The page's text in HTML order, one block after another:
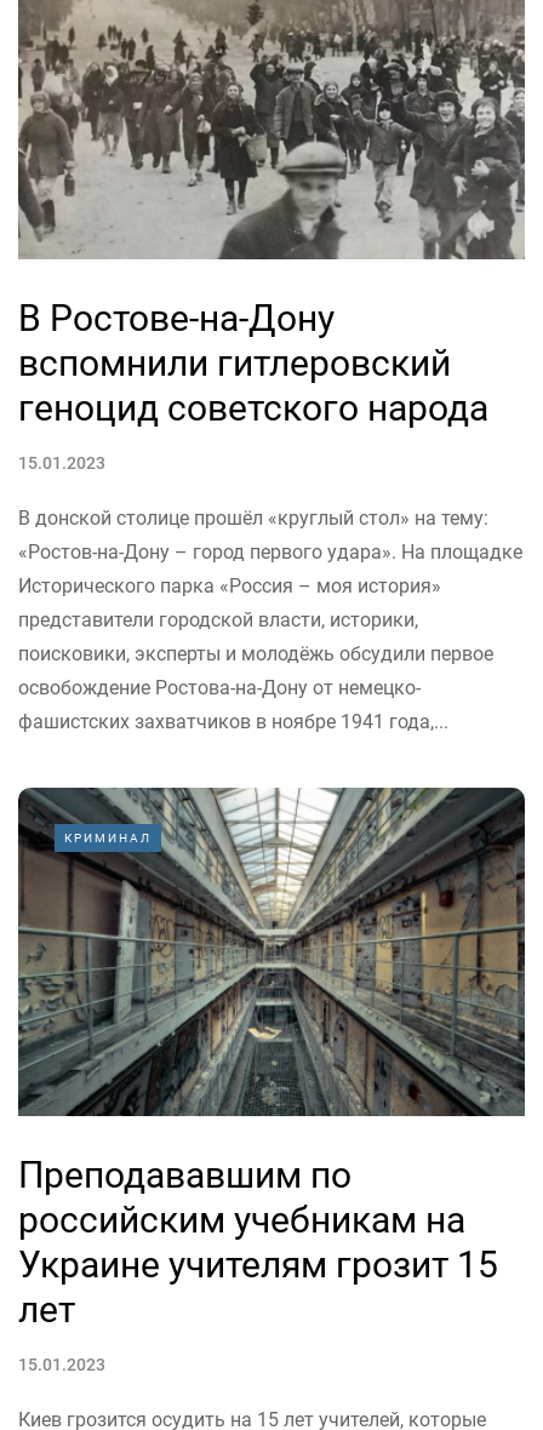
В Ростове-на-Дону
вспомнили гитлеровский
геноцид советского народа
15.01.2023
В донской столице прошёл «круглый стол» на тему:
«Ростов-на-Дону – город первого удара». На площадке
Исторического парка «Россия – моя история»
представители городской власти, историки,
поисковики, эксперты и молодёжь обсудили первое
освобождение Ростова-на-Дону от немецко-
фашистских захватчиков в ноябре 1941 года,...
КРИМИНАЛ
Преподававшим по
российским учебникам на
Украине учителям грозит 15
лет
15.01.2023
Киев грозится осудить на 15 лет учителей, которые